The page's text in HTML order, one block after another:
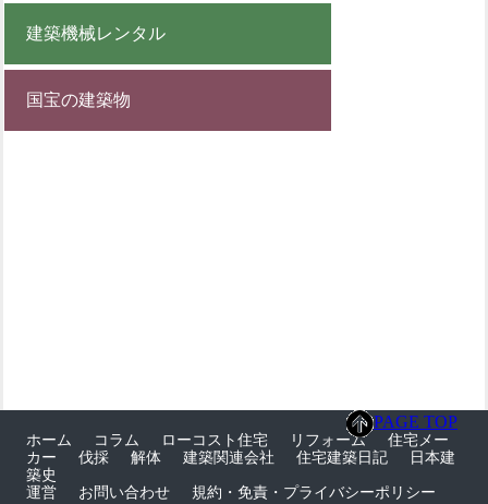
建築機械レンタル
国宝の建築物
PAGE TOP
ホーム コラム ローコスト住宅 リフォーム
住宅メー
カー
伐採 解体 建築関連会社 住宅建築日記
日本建
築史
運営
お問い合わせ 規約・免責・プライバシーポリシー